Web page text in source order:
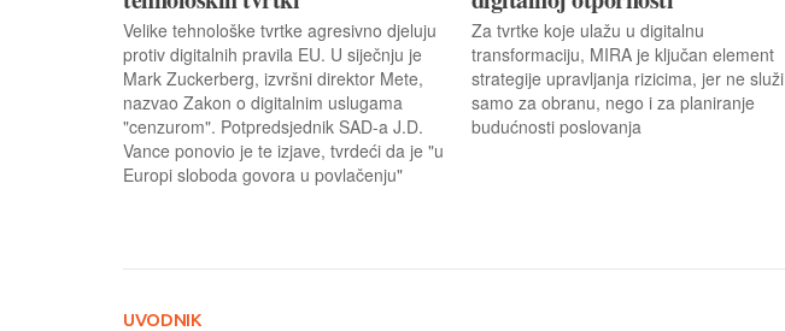
Velike tehnološke tvrtke agresivno djeluju
protiv digitalnih pravila EU. U siječnju je
Mark Zuckerberg, izvršni direktor Mete,
nazvao Zakon o digitalnim uslugama
"cenzurom". Potpredsjednik SAD-a J.D.
Vance ponovio je te izjave, tvrdeći da je "u
Europi sloboda govora u povlačenju"
Za tvrtke koje ulažu u digitalnu
transformaciju, MIRA je ključan element
strategije upravljanja rizicima, jer ne služi
samo za obranu, nego i za planiranje
budućnosti poslovanja
UVODNIK